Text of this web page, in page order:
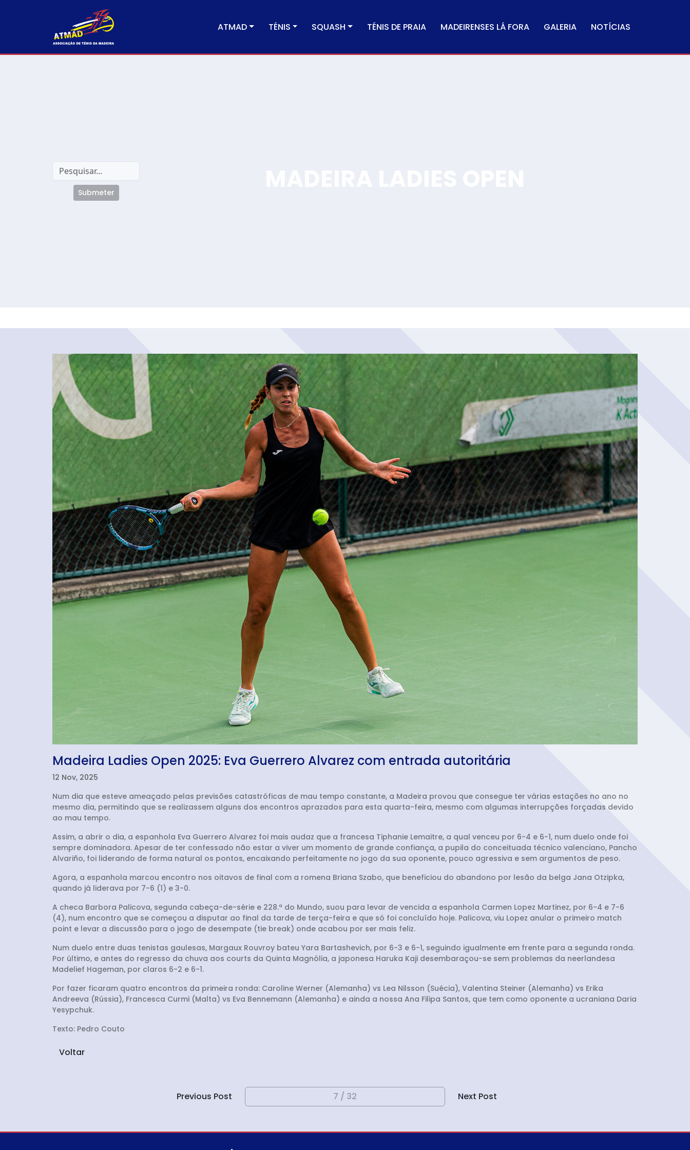
ATMAD TÉNIS SQUASH TÉNIS DE PRAIA MADEIRENSES LÁ FORA GALERIA NOTÍCIAS
Submeter
Madeira Ladies Open 2025: Eva Guerrero Alvarez com entrada autoritária
12 Nov, 2025
Num dia que esteve ameaçado pelas previsões catastróficas de mau tempo constante, a Madeira provou que consegue ter várias estações no ano no
mesmo dia, permitindo que se realizassem alguns dos encontros aprazados para esta quarta-feira, mesmo com algumas interrupções forçadas devido
ao mau tempo.
Assim, a abrir o dia, a espanhola Eva Guerrero Alvarez foi mais audaz que a francesa Tiphanie Lemaitre, a qual venceu por 6-4 e 6-1, num duelo onde foi
sempre dominadora. Apesar de ter confessado não estar a viver um momento de grande confiança, a pupila do conceituada técnico valenciano, Pancho
Alvariño, foi liderando de forma natural os pontos, encaixando perfeitamente no jogo da sua oponente, pouco agressiva e sem argumentos de peso.
Agora, a espanhola marcou encontro nos oitavos de final com a romena Briana Szabo, que beneficiou do abandono por lesão da belga Jana Otzipka,
quando já liderava por 7-6 (1) e 3-0.
A checa Barbora Palicova, segunda cabeça-de-série e 228.ª do Mundo, suou para levar de vencida a espanhola Carmen Lopez Martinez, por 6-4 e 7-6
(4), num encontro que se começou a disputar ao final da tarde de terça-feira e que só foi concluído hoje. Palicova, viu Lopez anular o primeiro match
point e levar a discussão para o jogo de desempate (tie break) onde acabou por ser mais feliz.
Num duelo entre duas tenistas gaulesas, Margaux Rouvroy bateu Yara Bartashevich, por 6-3 e 6-1, seguindo igualmente em frente para a segunda ronda.
Por último, e antes do regresso da chuva aos courts da Quinta Magnólia, a japonesa Haruka Kaji desembaraçou-se sem problemas da neerlandesa
Madelief Hageman, por claros 6-2 e 6-1.
Por fazer ficaram quatro encontros da primeira ronda: Caroline Werner (Alemanha) vs Lea Nilsson (Suécia), Valentina Steiner (Alemanha) vs Erika
Andreeva (Rússia), Francesca Curmi (Malta) vs Eva Bennemann (Alemanha) e ainda a nossa Ana Filipa Santos, que tem como oponente a ucraniana Daria
Yesypchuk.
Texto: Pedro Couto
Voltar
Previous Post 7 / 32 Next Post